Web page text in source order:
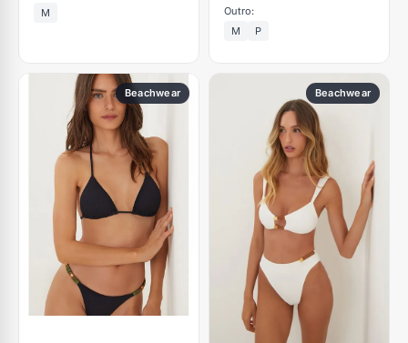
M
Outro:
M
P
Beachwear Beachwear